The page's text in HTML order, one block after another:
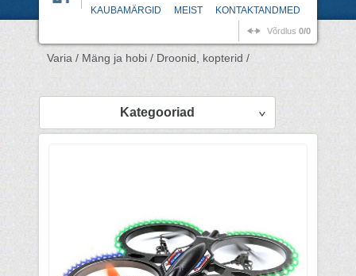
KAUBAMÄRGID
MEIST KONTAKTANDMED
Võrdlus 0/0
Varia / Mäng ja hobi / Droonid, kopterid /
Kategooriad